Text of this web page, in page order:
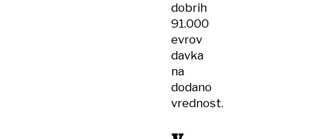
dobrih
91.000
evrov
davka
na
dodano
vrednost.